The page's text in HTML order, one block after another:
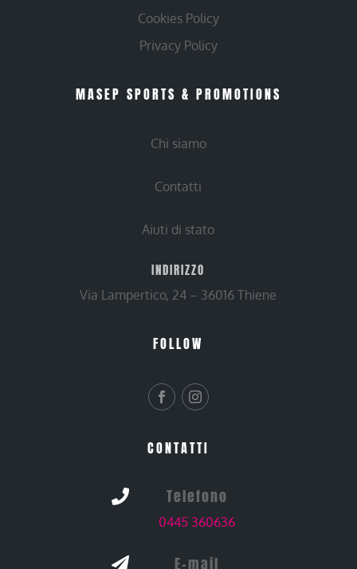
Cookies Policy
Privacy Policy
MASEP SPORTS & PROMOTIONS
Chi siamo
Contatti
Aiuti di stato
INDIRIZZO
Via Lampertico, 24 – 36016 Thiene
FOLLOW
CONTATTI
 Telefono
0445 360636
 E-mail